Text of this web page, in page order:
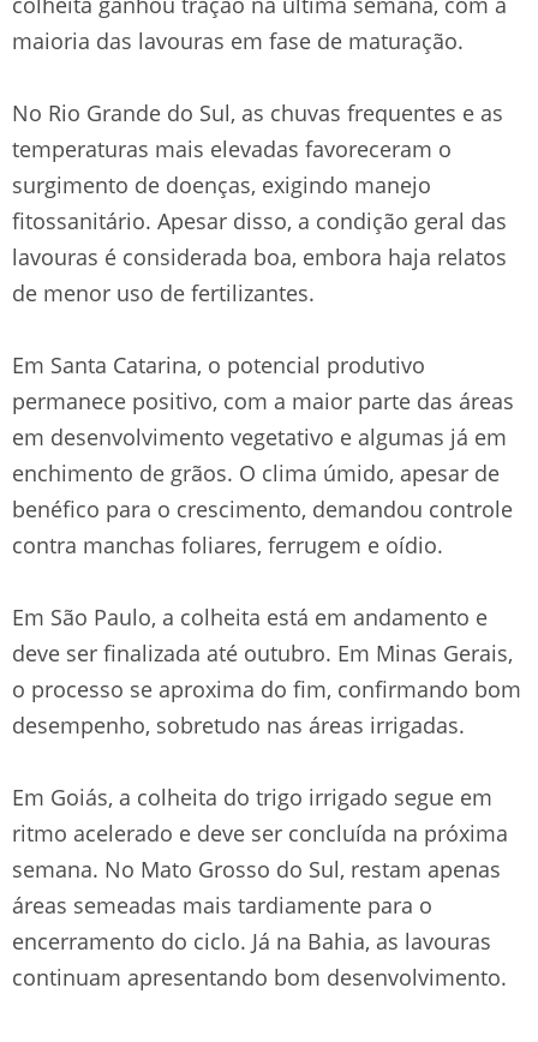
maioria das lavouras em fase de maturação.
No Rio Grande do Sul, as chuvas frequentes e as
temperaturas mais elevadas favoreceram o
surgimento de doenças, exigindo manejo
fitossanitário. Apesar disso, a condição geral das
lavouras é considerada boa, embora haja relatos
de menor uso de fertilizantes.
Em Santa Catarina, o potencial produtivo
permanece positivo, com a maior parte das áreas
em desenvolvimento vegetativo e algumas já em
enchimento de grãos. O clima úmido, apesar de
benéfico para o crescimento, demandou controle
contra manchas foliares, ferrugem e oídio.
Em São Paulo, a colheita está em andamento e
deve ser finalizada até outubro. Em Minas Gerais,
o processo se aproxima do fim, confirmando bom
desempenho, sobretudo nas áreas irrigadas.
Em Goiás, a colheita do trigo irrigado segue em
ritmo acelerado e deve ser concluída na próxima
semana. No Mato Grosso do Sul, restam apenas
áreas semeadas mais tardiamente para o
encerramento do ciclo. Já na Bahia, as lavouras
continuam apresentando bom desenvolvimento.